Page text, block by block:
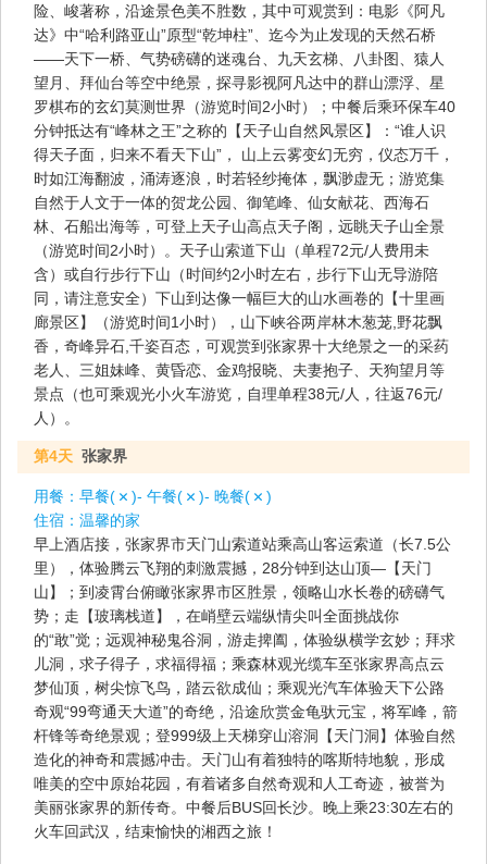
险、峻著称，沿途景色美不胜数，其中可观赏到：电影《阿凡
达》中“哈利路亚山”原型“乾坤柱”、迄今为止发现的天然石桥
——天下一桥、气势磅礴的迷魂台、九天玄梯、八卦图、猿人
望月、拜仙台等空中绝景，探寻影视阿凡达中的群山漂浮、星
罗棋布的玄幻莫测世界（游览时间2小时）；中餐后乘环保车40
分钟抵达有“峰林之王”之称的【天子山自然风景区】：“谁人识
得天子面，归来不看天下山”， 山上云雾变幻无穷，仪态万千，
时如江海翻波，涌涛逐浪，时若轻纱掩体，飘渺虚无；游览集
自然于人文于一体的贺龙公园、御笔峰、仙女献花、西海石
林、石船出海等，可登上天子山高点天子阁，远眺天子山全景
（游览时间2小时）。天子山索道下山（单程72元/人费用未
含）或自行步行下山（时间约2小时左右，步行下山无导游陪
同，请注意安全）下山到达像一幅巨大的山水画卷的【十里画
廊景区】（游览时间1小时），山下峡谷两岸林木葱茏,野花飘
香，奇峰异石,千姿百态，可观赏到张家界十大绝景之一的采药
老人、三姐妹峰、黄昏恋、金鸡报晓、夫妻抱子、天狗望月等
景点（也可乘观光小火车游览，自理单程38元/人，往返76元/
人）。
第4天 张家界
用餐： 早餐( )- 午餐( )- 晚餐(
)
住宿： 温馨的家
早上酒店接，张家界市天门山索道站乘高山客运索道（长7.5公
里），体验腾云飞翔的刺激震撼，28分钟到达山顶—【天门
山】；到凌霄台俯瞰张家界市区胜景，领略山水长卷的磅礴气
势；走【玻璃栈道】，在峭壁云端纵情尖叫全面挑战你
的“敢”觉；远观神秘鬼谷洞，游走捭阖，体验纵横学玄妙；拜求
儿洞，求子得子，求福得福；乘森林观光缆车至张家界高点云
梦仙顶，树尖惊飞鸟，踏云欲成仙；乘观光汽车体验天下公路
奇观“99弯通天大道”的奇绝，沿途欣赏金龟驮元宝，将军峰，箭
杆锋等奇绝景观；登999级上天梯穿山溶洞【天门洞】体验自然
造化的神奇和震撼冲击。天门山有着独特的喀斯特地貌，形成
唯美的空中原始花园，有着诸多自然奇观和人工奇迹，被誉为
美丽张家界的新传奇。中餐后BUS回长沙。晚上乘23:30左右的
火车回武汉，结束愉快的湘西之旅！